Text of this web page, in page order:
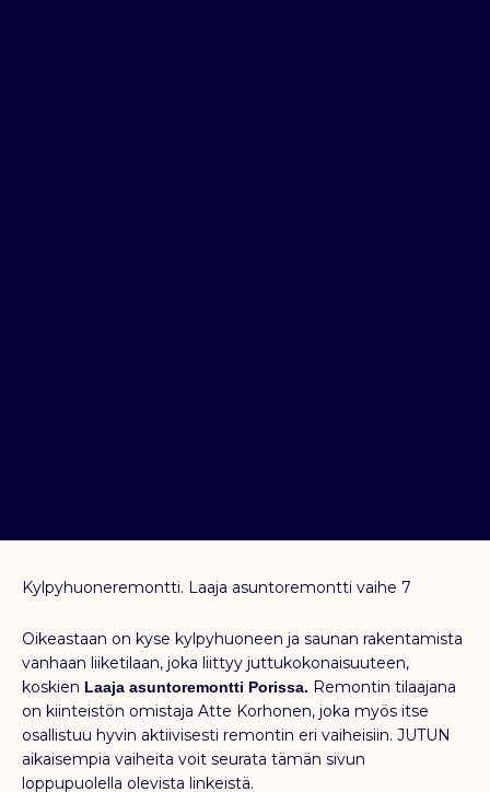
Kylpyhuoneremontti. Laaja asuntoremontti vaihe 7
Oikeastaan on kyse kylpyhuoneen ja saunan rakentamista
vanhaan liiketilaan, joka liittyy juttukokonaisuuteen,
koskien Laaja asuntoremontti Porissa. Remontin tilaajana
on kiinteistön omistaja Atte Korhonen, joka myös itse
osallistuu hyvin aktiivisesti remontin eri vaiheisiin. JUTUN
aikaisempia vaiheita voit seurata tämän sivun
loppupuolella olevista linkeistä.